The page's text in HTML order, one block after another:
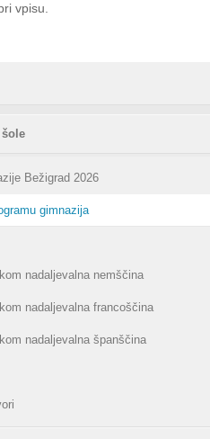
vpisu.
Bežigrad 2026
gimnazija
nadaljevalna nemščina
nadaljevalna francoščina
nadaljevalna španščina